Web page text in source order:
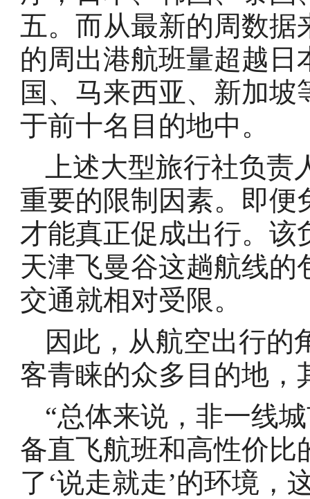
五。而从最新的周数
的周出港航班量超越日
国、马来西亚、新加
于前十名目的地中。
上述大型旅行社负责
重要的限制因素。即便
才能真正促成出行。该
天津飞曼谷这趟航线
交通就相对受限。
因此，从航空出行的
客青睐的众多目的地，
“总体来说，非一线
备直飞航班和高性价比
了‘说走就走’的环境，